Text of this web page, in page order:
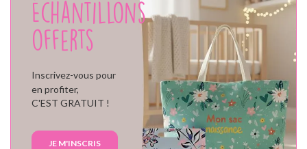
Échantillons
offerts
Inscrivez-vous pour
en profiter,
C'EST GRATUIT !
JE M'INSCRIS